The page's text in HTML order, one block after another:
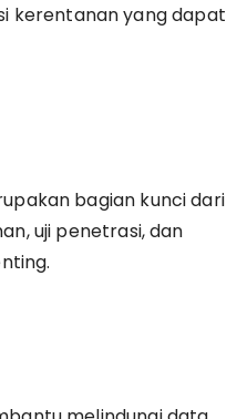
kerentanan yang dapat
bagian kunci dari
uji penetrasi, dan